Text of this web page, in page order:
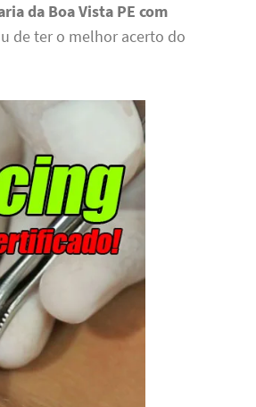
da Boa Vista PE com
de ter o melhor acerto do